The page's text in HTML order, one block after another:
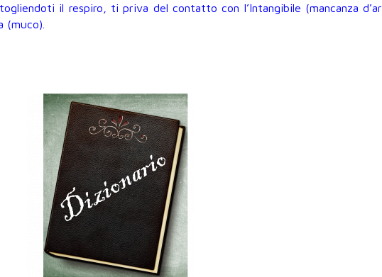
il respiro, ti priva del contatto con l’Intangibile (mancanza
(muco).